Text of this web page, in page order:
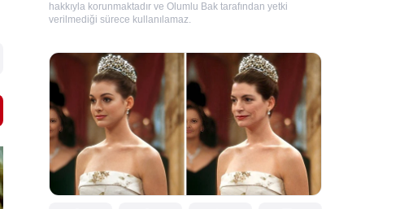
hakkıyla korunmaktadır ve Olumlu Bak tarafından yetki
verilmediği sürece kullanılamaz.